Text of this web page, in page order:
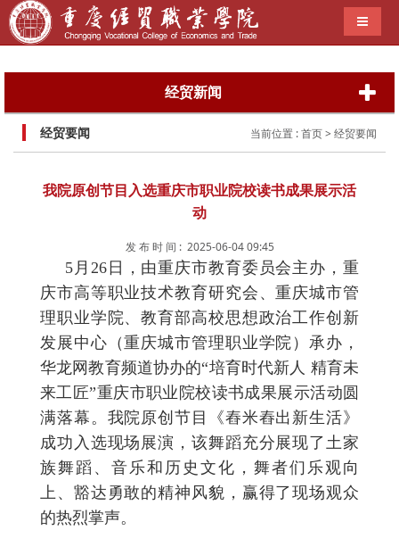
导航切
经贸新闻
经贸要闻 当前位置 :首页> 经贸要闻
我院原创节目入选重庆市职业院校读书成果展示活
动
发 布 时 间 : 2025-06-04 09:45
5月26日，由重庆市教育委员会主办，重
庆市高等职业技术教育研究会、重庆城市管
理职业学院、教育部高校思想政治工作创新
发展中心（重庆城市管理职业学院）承办，
华龙网教育频道协办的“培育时代新人 精育未
来工匠”重庆市职业院校读书成果展示活动圆
满落幕。我院原创节目《舂米舂出新生活》
成功入选现场展演，该舞蹈充分展现了土家
族舞蹈、音乐和历史文化，舞者们乐观向
上、豁达勇敢的精神风貌，赢得了现场观众
的热烈掌声。